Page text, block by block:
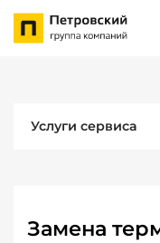
Услуги сервиса
Замена